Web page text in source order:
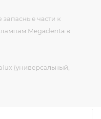
части к
Megadenta в
(универсальный,